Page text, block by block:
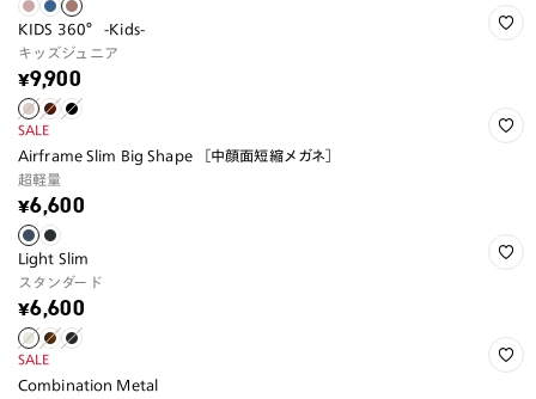
KIDS 360° -Kids-
キッズジュニア
¥9,900
SALE
Airframe Slim Big Shape ［中顔面短縮メガネ］
超軽量
¥6,600
Light Slim
スタンダード
¥6,600
SALE
Combination Metal